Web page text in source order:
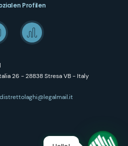
26 - 28838 Stresa VB - Italy
distrettolaghi@legalmail.it
Profilen